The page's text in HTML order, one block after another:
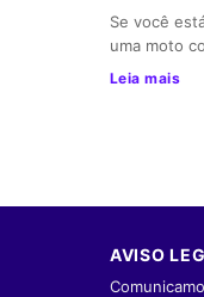
Se você
uma moto
Leia mais
AVISO